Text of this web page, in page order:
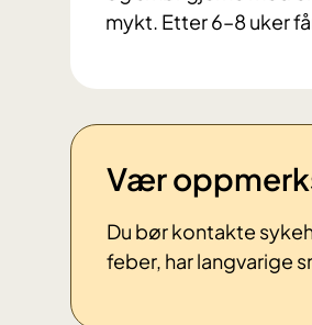
mykt. Etter 6–8 uker
Vær
Du bør kontakte
feber, har langvarige